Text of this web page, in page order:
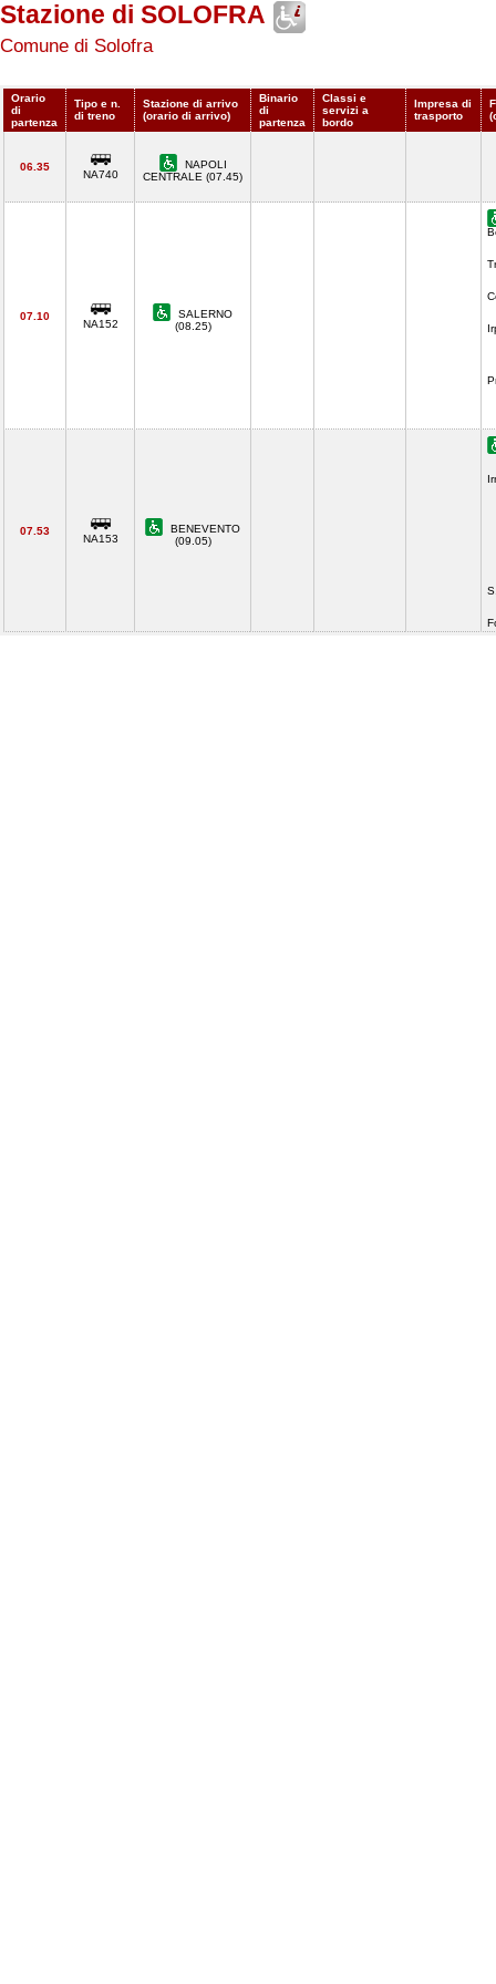
Stazione di SOLOFRA
Comune di Solofra
Orario
di
partenza
Tipo e n.
di treno
Stazione di arrivo
(orario di arrivo)
Binario
di
partenza
Classi e
servizi a
bordo
Impresa di
trasporto
06.35
NA740
NAPOLI
CENTRALE (07.45)
07.10
NA152
SALERNO
(08.25)
07.53
NA153
BENEVENTO
(09.05)